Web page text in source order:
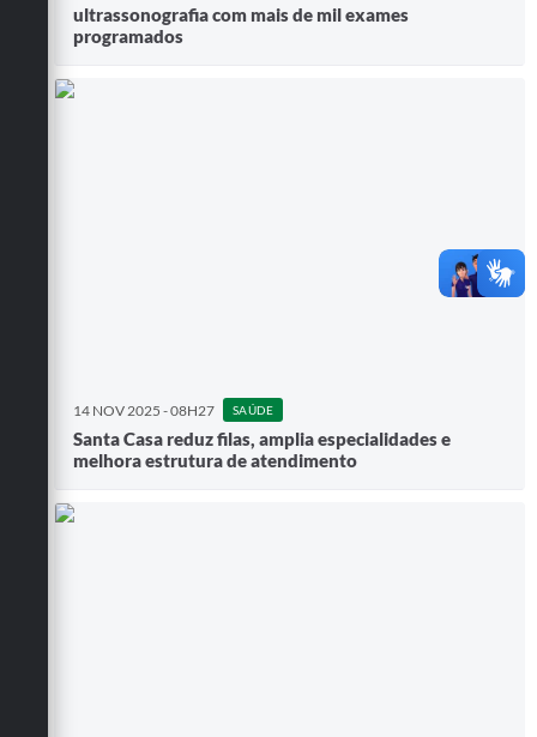
ultrassonografia com mais de mil exames
programados
14 NOV 2025 - 08H27 SAÚDE
Santa Casa reduz filas, amplia especialidades e
melhora estrutura de atendimento